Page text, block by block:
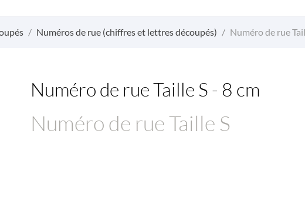
Numéros de rue (chiffres et lettres découpés) Numéro de rue
Numéro de rue Taille S - 8 cm
Numéro de rue Taille S